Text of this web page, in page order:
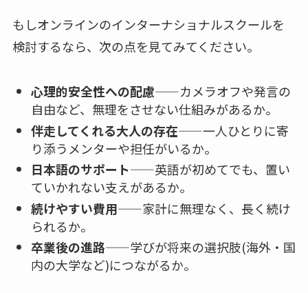
もしオンラインのインターナショナルスクールを
検討するなら、次の点を見てみてください。
心理的安全性への配慮——カメラオフや発言の
自由など、無理をさせない仕組みがあるか。
伴走してくれる大人の存在——一人ひとりに寄
り添うメンターや担任がいるか。
日本語のサポート——英語が初めてでも、置い
ていかれない支えがあるか。
続けやすい費用——家計に無理なく、長く続け
られるか。
卒業後の進路——学びが将来の選択肢(海外・国
内の大学など)につながるか。